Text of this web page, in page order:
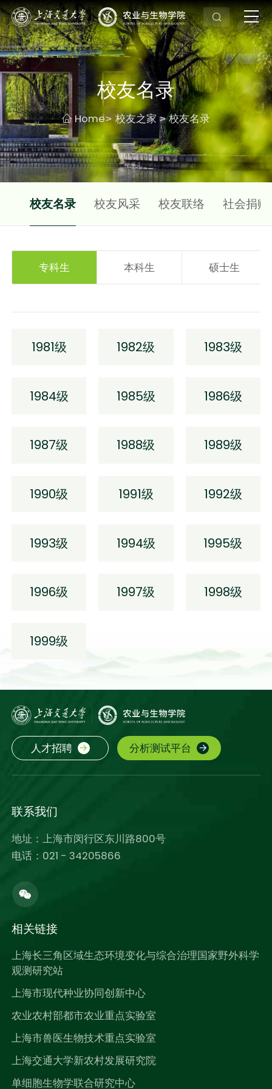
校友名录
Home> 校友之家 > 校友名录
校友名录 校友风采 校友联络 社会捐赠
专科生 本科生 硕士生
1981级 1982级 1983级
1984级 1985级 1986级
1987级 1988级 1989级
1990级 1991级 1992级
1993级 1994级 1995级
1996级 1997级 1998级
1999级
人才招聘 分析测试平台
联系我们
地址：上海市闵行区东川路800号
电话：021 - 34205866
相关链接
上海长三角区域生态环境变化与综合治理国家野外科学
观测研究站
上海市现代种业协同创新中心
农业农村部都市农业重点实验室
上海市兽医生物技术重点实验室
上海交通大学新农村发展研究院
单细胞生物学联合研究中心